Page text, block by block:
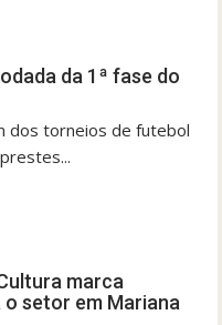
da 1ª fase do
dos torneios de futebol
marca
setor em Mariana